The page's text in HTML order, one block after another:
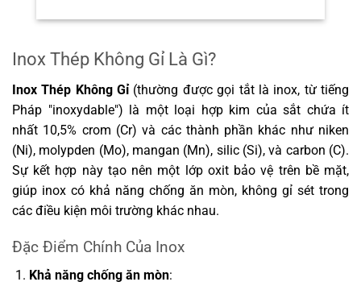
Inox Thép Không Gỉ Là Gì?
Inox Thép Không Gỉ(thường được gọi tắt là inox, từ tiếng
Pháp "inoxydable") là một loại hợp kim của sắt chứa ít
nhất 10,5% crom (Cr) và các thành phần khác như niken
(Ni), molypden (Mo), mangan (Mn), silic (Si), và carbon (C).
Sự kết hợp này tạo nên một lớp oxit bảo vệ trên bề mặt,
giúp inox có khả năng chống ăn mòn, không gỉ sét trong
các điều kiện môi trường khác nhau.
Đặc Điểm Chính Của Inox
Khả năng chống ăn mòn: